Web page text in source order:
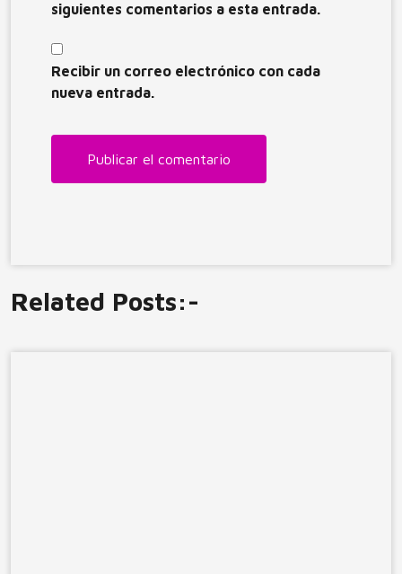
siguientes comentarios a esta entrada.
Recibir un correo electrónico con cada
nueva entrada.
Related Posts:-